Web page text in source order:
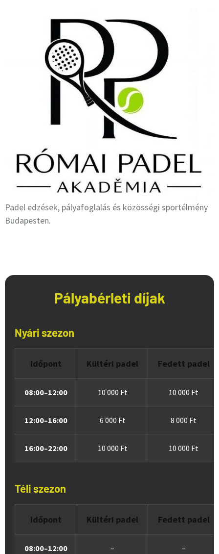
Padel edzések, pályafoglalás és közösségi sportélmény
Budapesten.
Pályabérleti díjak
Nyári szezon
Időpont Kültéri padel Fedett padel
08:00–12:00 10 000 Ft 10 000 Ft
12:00–16:00 6 000 Ft 8 000 Ft
16:00–22:00 10 000 Ft 10 000 Ft
Téli szezon
Időpont Kültéri padel Fedett padel
08:00–12:00 – –